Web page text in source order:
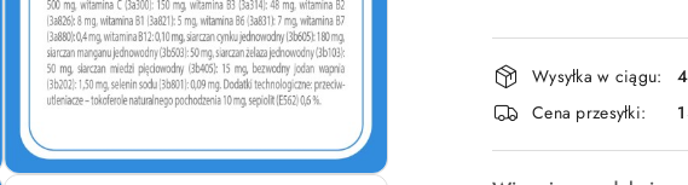
Dostępność
i
dostawa
Wysyłka w ciągu:
Cena przesyłki: